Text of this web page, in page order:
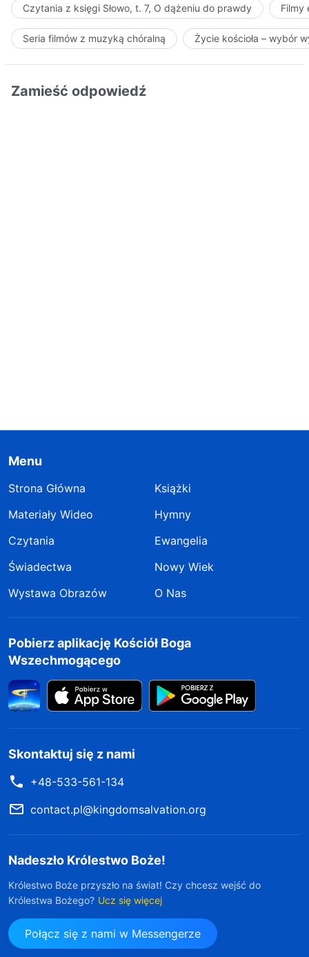
Czytania z księgi Słowo, t. 7, O dążeniu do prawdy Filmy
Seria filmów z muzyką chóralną Życie kościoła – wybór
Zamieść odpowiedź
Menu
Strona Główna
Książki
Materiały Wideo
Hymny
Czytania
Ewangelia
Świadectwa
Nowy Wiek
Wystawa Obrazów
O Nas
Pobierz aplikację Kościół Boga
Wszechmogącego
Skontaktuj się z nami
+48-533-561-134
contact.pl@kingdomsalvation.org
Nadeszło Królestwo Boże!
Królestwo Boże przyszło na świat! Czy chcesz wejść do
Królestwa Bożego? Ucz się więcej
Połącz się z nami w Messengerze